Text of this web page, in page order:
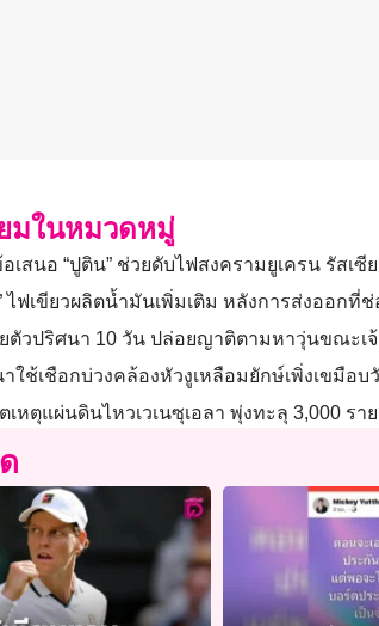
มในหมวดหมู่
อเสนอ “ปูติน” ช่วยดับไฟสงครามยูเครน รัสเ
ไฟเขียวผลิตน้ำมันเพิ่มเติม หลังการส่งออกที่
วปริศนา 10 วัน ปล่อยญาติตามหาวุ่นขณะเจ้
ใช้เชือกบ่วงคล้องหัวงูเหลือมยักษ์เพิ่งเขมือบ
เหตุแผ่นดินไหวเวเนซุเอลา พุ่งทะลุ 3,000 ร